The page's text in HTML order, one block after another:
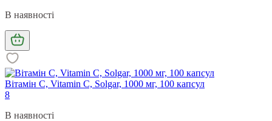
В наявності
Вітамін С, Vitamin C, Solgar, 1000 мг, 100 капсул
8
В наявності